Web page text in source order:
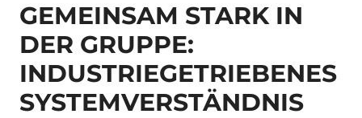
GEMEINSAM STARK IN
DER GRUPPE:
INDUSTRIEGETRIEBENES
SYSTEMVERSTÄNDNIS